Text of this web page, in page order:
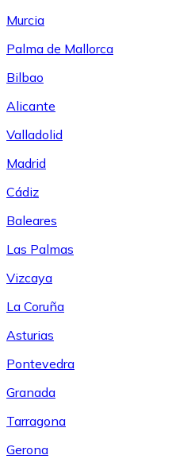
Murcia
Palma de Mallorca
Bilbao
Alicante
Valladolid
Madrid
Cádiz
Baleares
Las Palmas
Vizcaya
La Coruña
Asturias
Pontevedra
Granada
Tarragona
Gerona